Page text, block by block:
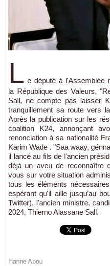
L e député à l'Assemblée
la République des Valeurs,
Sall, ne compte pas laisser
tranquillement sa route vers
Après la publication sur les
coalition K24, annonçant
renonciation à sa nationalité
Karim Wade . "Saa waay,
il lancé au fils de l'ancien
déjà un aveu de reconnaître
vous sur votre situation
tous les éléments
espérant qu'il aille jusqu’au
Twitter), l'ancien ministre,
2024, Thierno Alassane Sall.
Hanne Abou